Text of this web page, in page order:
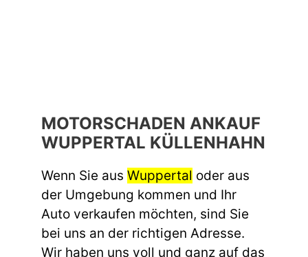
MOTORSCHADEN ANKAUF
WUPPERTAL KÜLLENHAHN
Wenn Sie aus Wuppertal oder aus
der Umgebung kommen und Ihr
Auto verkaufen möchten, sind Sie
bei uns an der richtigen Adresse.
Wir haben uns voll und ganz auf das